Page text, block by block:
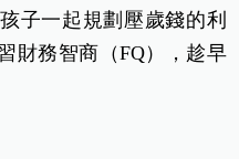
子一起規劃壓歲錢的利
財務智商（FQ），趁早